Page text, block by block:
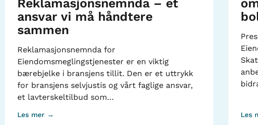
Reklamasjonsnemnda – et
ansvar vi må håndtere
sammen
Reklamasjonsnemnda for
Eiendomsmeglingstjenester er en viktig
bærebjelke i bransjens tillit. Den er et uttrykk
for bransjens selvjustis og vårt faglige ansvar,
et lavterskeltilbud som…
Les mer → Les